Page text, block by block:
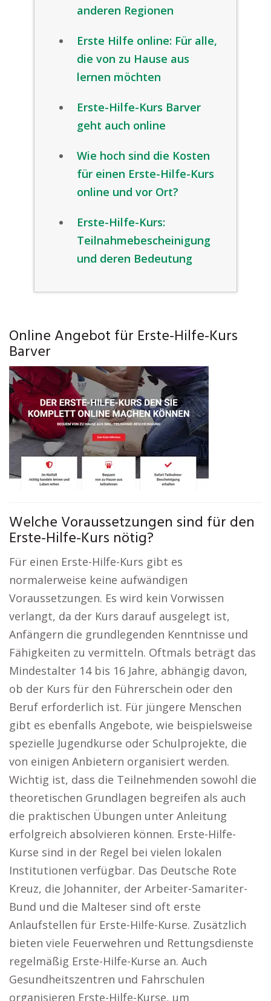
anderen Regionen
Erste Hilfe online: Für alle,
die von zu Hause aus
lernen möchten
Erste-Hilfe-Kurs Barver
geht auch online
Wie hoch sind die Kosten
für einen Erste-Hilfe-Kurs
online und vor Ort?
Erste-Hilfe-Kurs:
Teilnahmebescheinigung
und deren Bedeutung
Online Angebot für Erste-Hilfe-Kurs
Barver
Welche Voraussetzungen sind für den
Erste-Hilfe-Kurs nötig?
Für einen Erste-Hilfe-Kurs gibt es
normalerweise keine aufwändigen
Voraussetzungen. Es wird kein Vorwissen
verlangt, da der Kurs darauf ausgelegt ist,
Anfängern die grundlegenden Kenntnisse und
Fähigkeiten zu vermitteln. Oftmals beträgt das
Mindestalter 14 bis 16 Jahre, abhängig davon,
ob der Kurs für den Führerschein oder den
Beruf erforderlich ist. Für jüngere Menschen
gibt es ebenfalls Angebote, wie beispielsweise
spezielle Jugendkurse oder Schulprojekte, die
von einigen Anbietern organisiert werden.
Wichtig ist, dass die Teilnehmenden sowohl die
theoretischen Grundlagen begreifen als auch
die praktischen Übungen unter Anleitung
erfolgreich absolvieren können. Erste-Hilfe-
Kurse sind in der Regel bei vielen lokalen
Institutionen verfügbar. Das Deutsche Rote
Kreuz, die Johanniter, der Arbeiter-Samariter-
Bund und die Malteser sind oft erste
Anlaufstellen für Erste-Hilfe-Kurse. Zusätzlich
bieten viele Feuerwehren und Rettungsdienste
regelmäßig Erste-Hilfe-Kurse an. Auch
Gesundheitszentren und Fahrschulen
organisieren Erste-Hilfe-Kurse, um